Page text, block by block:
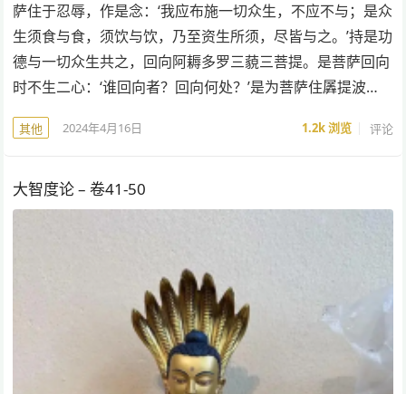
萨住于忍辱，作是念：‘我应布施一切众生，不应不与；是众
生须食与食，须饮与饮，乃至资生所须，尽皆与之。’持是功
德与一切众生共之，回向阿耨多罗三藐三菩提。是菩萨回向
时不生二心：‘谁回向者？回向何处？’是为菩萨住羼提波…
其他 2024年4月16日 1.2k浏览 评论
大智度论 – 卷41-50